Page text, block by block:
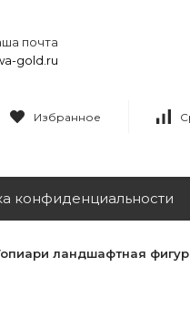
почта
gold.ru
Избранное
конфиденциальности
ландшафтная